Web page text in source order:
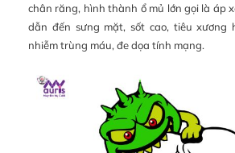
chân răng, hình thành ổ mủ lớn gọi là áp
dẫn đến sưng mặt, sốt cao, tiêu xương
nhiễm trùng máu, đe dọa tính mạng.